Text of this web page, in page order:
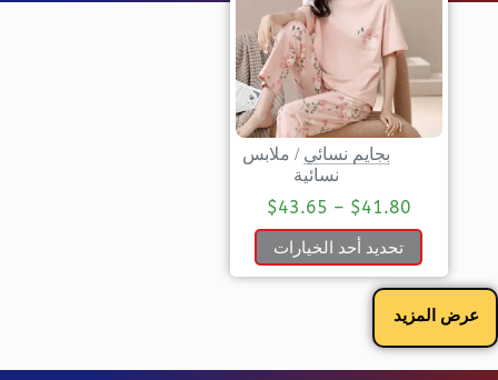
بجايم نسائي / ملابس
نسائية
$41.80
–
$43.65
تحديد أحد الخيارات
عرض المزيد